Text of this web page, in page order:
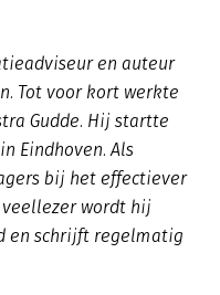
en auteur
Tot voor kort werkte
Gudde. Hij startte
Eindhoven. Als
bij het effectiever
wordt hij
en schrijft regelmatig